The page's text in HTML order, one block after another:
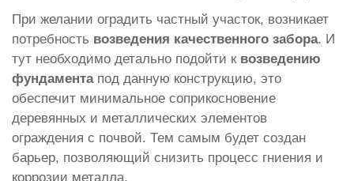
При желании оградить частный участок, возникает
потребность возведения качественного забора. И
тут необходимо детально подойти к возведению
фундаментапод данную конструкцию, это
обеспечит минимальное соприкосновение
деревянных и металлических элементов
ограждения с почвой. Тем самым будет создан
барьер, позволяющий снизить процесс гниения и
коррозии металла.